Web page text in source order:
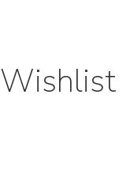
Wishlist